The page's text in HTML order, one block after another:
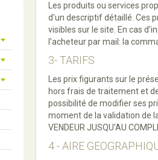
Les produits ou services
d'un descriptif détaillé. Ces
visibles sur le site. En cas
l'acheteur par mail: la
3- TARIFS
Les prix figurants sur le
hors frais de traitement et
possibilité de modifier ses
moment de la validation de
VENDEUR JUSQU'AU
4 - AIRE